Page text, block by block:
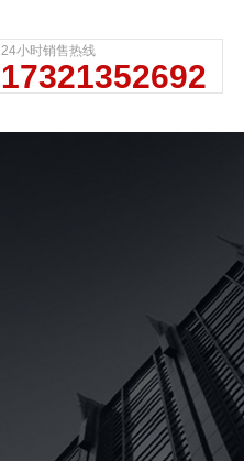
24小时销售热线
17321352692